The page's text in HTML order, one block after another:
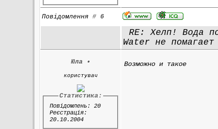
Повідомлення#6
RE: Хелп! Вода
Water не помагает
Юла •
користувач
Статистика:
Повідомлень: 20
Реєстрація:
20.10.2004
Возможно и такое